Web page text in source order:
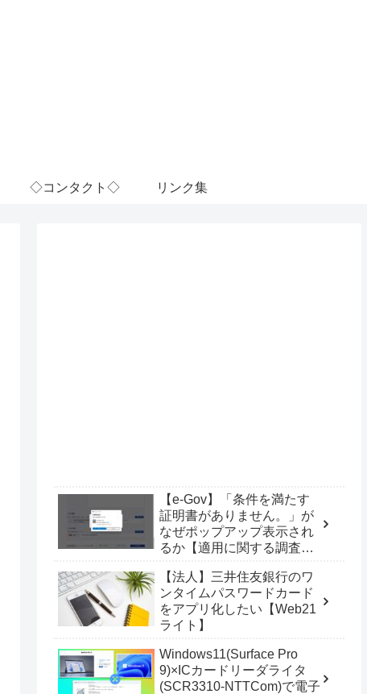
◇コンタクト◇ リンク集
【e-Gov】「条件を満たす
証明書がありません。」が
なぜポップアップ表示され
るか【適用に関する調査
【法人】三井住友銀行のワ
ンタイムパスワードカード
をアプリ化したい【Web21
ライト】
Windows11(Surface Pro
9)×ICカードリーダライタ
(SCR3310-NTTCom)で電子